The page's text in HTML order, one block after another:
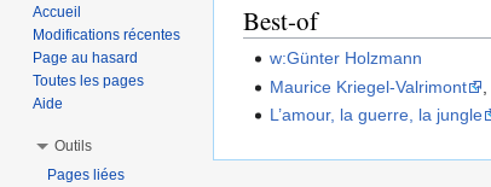
Aller
à
navigation
Aller
à
recherche
Best-of
w:Günter Holzmann
Maurice Kriegel-Valrimont
L’amour, la guerre, la jungle
Accueil
Modifications récentes
Page au hasard
Toutes les pages
Aide
Outils
Pages liées